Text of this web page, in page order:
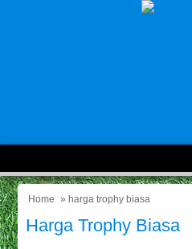
Home » harga trophy biasa
Harga Trophy Biasa